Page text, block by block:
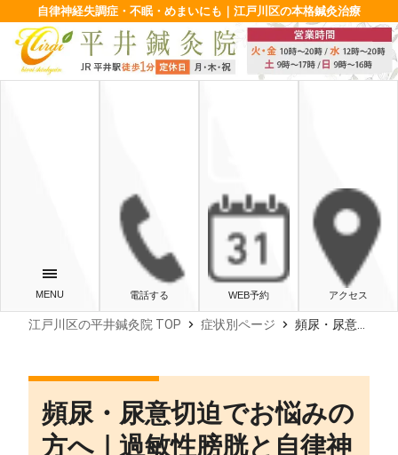
自律神経失調症・不眠・めまいにも｜江戸川区の本格鍼灸治療
電話する WEB予約 アクセス
江戸川区の平井鍼灸院 TOP chevron_right 症状別ページ chevron_right 頻尿・尿意切迫でお悩みの方へ｜過敏性膀胱と自律神経の関係をわかりやすく解説
頻尿・尿意切迫でお悩みの
方へ｜過敏性膀胱と自律神